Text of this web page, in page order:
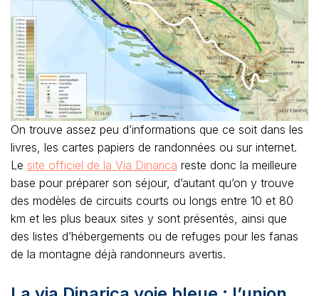
On trouve assez peu d’informations que ce soit dans les
livres, les cartes papiers de randonnées ou sur internet.
Le site officiel de la Via Dinarica reste donc la meilleure
base pour préparer son séjour, d’autant qu’on y trouve
des modèles de circuits courts ou longs entre 10 et 80
km et les plus beaux sites y sont présentés, ainsi que
des listes d’hébergements ou de refuges pour les fanas
de la montagne déjà randonneurs avertis.